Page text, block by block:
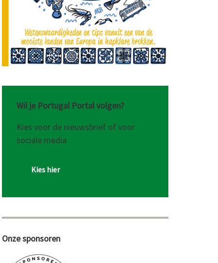
Wil je Portugal Portal volgen?
Kies voor de nieuwsbrief of voor
sociale media
Kies hier
Onze sponsoren